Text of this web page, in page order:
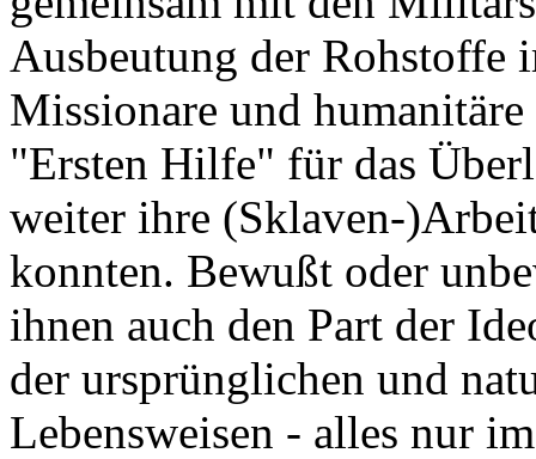
Ausbeutung der Rohstoffe
Missionare und
"Ersten Hilfe" für das
weiter ihre (Sklaven-
konnten. Bewußt oder
ihnen auch den Part der
der ursprünglichen und
Lebensweisen - alles nur